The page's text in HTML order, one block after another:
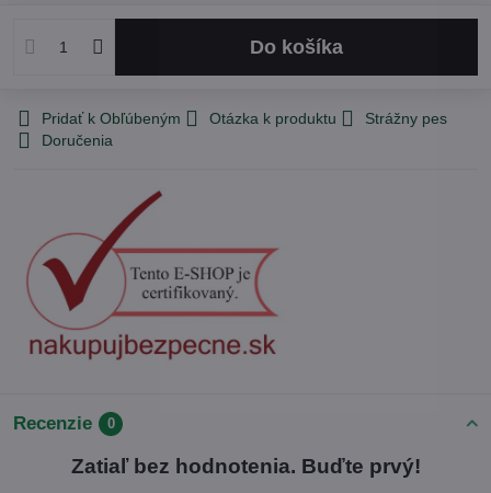
Do košíka
Pridať k Obľúbeným Otázka k produktu
Strážny pes
Doručenia
Recenzie 0
Zatiaľ bez hodnotenia. Buďte prvý!